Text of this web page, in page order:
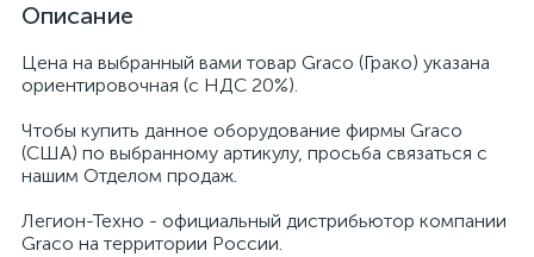
Описание
Цена на выбранный вами товар Graco (Грако) указана
ориентировочная (с НДС 20%).
Чтобы купить данное оборудование фирмы Graco
(США) по выбранному артикулу, просьба связаться с
нашим Отделом продаж.
Легион-Техно - официальный дистрибьютор компании
Graco на территории России.